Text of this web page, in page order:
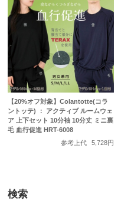
【20%オフ対象】Colantotte(コラ
ントッテ) ： アクティブ ルームウェ
ア 上下セット 10分袖 10分丈 ミニ裏
毛 血行促進 HRT-6008
参考上代
5,728円
検索